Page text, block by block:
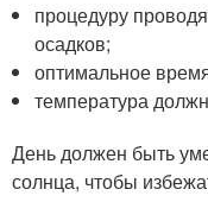
процедуру
осадков;
оптимальное
температура
День должен быть
солнца, чтобы